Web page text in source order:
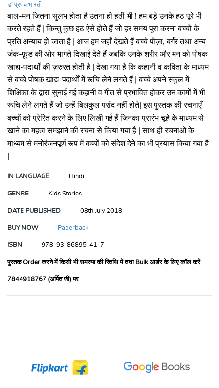
डॉ प्रणव भारती
बाल-मन जितना सुलभ होता है उतना ही हठी भी ! हम बड़े उनके हठ पूरे भी
करते रहते हैं | किन्तु कुछ हठ ऐसे होते हैं जो हर समय पूरा करना बच्चों के
प्रति अन्याय हो जाता है | आज हम जहाँ देखते हैं बच्चे पीज़ा, बर्गर तथा अन्य
जंक-फ़ूड की ओर भागते दिखाई देते हैं जबकि उनके शरीर और मन को पोषक
खाद्य-पदार्थों की ज़रुरत होती है | देखा गया है कि कहानी व कविता के माध्यम
से बच्चे पोषक खाद्य-पदार्थों में रूचि लेने लगते हैं | बच्चे अपने स्कूल में
शिक्षिका के द्वारा सुनाई गई कहानी व गीत से प्रभावित होकर उन कामों में भी
रूचि लेने लगते हैं जो उन्हें बिलकुल पसंद नहीं होते| इस पुस्तक की रचनाएँ
बच्चों को प्रेरित करने के लिए लिखी गई हैं जिनका प्रारंभ चूहे के माध्यम से
खाने का महत्व समझाने की रचना से किया गया है | साथ ही रचनाओं के
माध्यम से मनोरंजनपूर्ण रूप में बच्चों को संदेश देने का भी प्रयास किया गया है
IN LANGUAGE Hindi
GENRE Kids Stories
DATE PUBLISHED 08th July 2018
BUY NOW Paperback
ISBN 978-93-86895-41-7
पुस्तक Order करने में किसी भी समस्या की स्तिथि में तथा Bulk आर्डर के लिए कॉल करें
7844918767 (अर्पित जी) पर